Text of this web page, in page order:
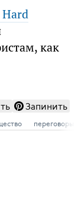
Hard
как
Запинить
переговоры